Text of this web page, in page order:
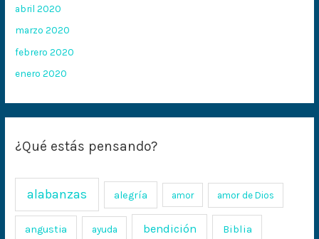
abril 2020
marzo 2020
febrero 2020
enero 2020
¿Qué estás pensando?
alabanzas alegría amor amor de Dios
angustia ayuda bendición Biblia